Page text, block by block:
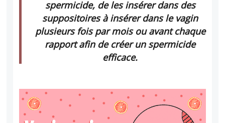
spermicide, de les insérer dans des
suppositoires à insérer dans le vagin
plusieurs fois par mois ou avant chaque
rapport afin de créer un spermicide
efficace.